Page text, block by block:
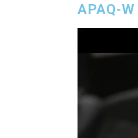
APAQ-